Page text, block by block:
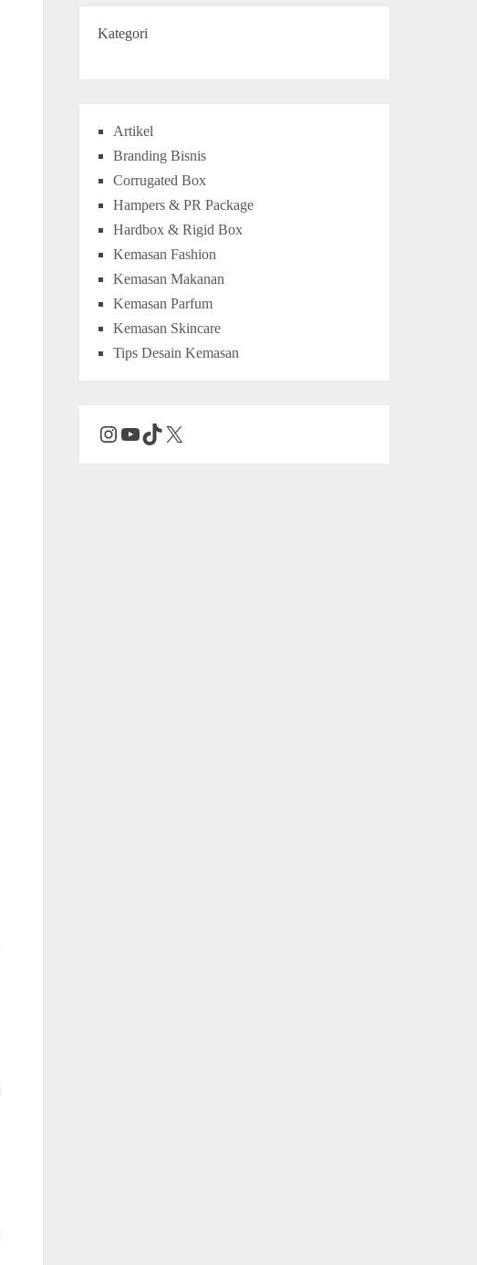
Kategori
Artikel
Branding Bisnis
Corrugated Box
Hampers & PR Package
Hardbox & Rigid Box
Kemasan Fashion
Kemasan Makanan
Kemasan Parfum
Kemasan Skincare
Tips Desain Kemasan